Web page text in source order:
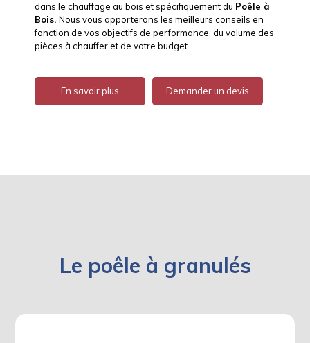
dans le chauffage au bois et spécifiquement du Poêle à
Bois.Nous vous apporterons les meilleurs conseils en
fonction de vos objectifs de performance, du volume des
pièces à chauffer et de votre budget.
En savoir plus Demander un devis
Le poêle à granulés